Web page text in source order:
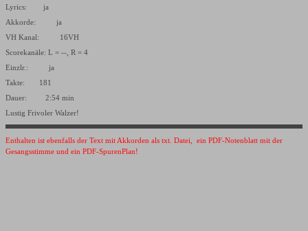
Lyrics: ja
Akkorde: ja
VH Kanal: 16VH
Scorekanäle: L = --, R = 4
Einzlr.: ja
Takte: 181
Dauer: 2:54 min
Lustig Frivoler Walzer!
Enthalten ist ebenfalls der Text mit Akkorden als txt. Datei, ein PDF-Notenblatt mit der
Gesangsstimme und ein PDF-SpurenPlan!